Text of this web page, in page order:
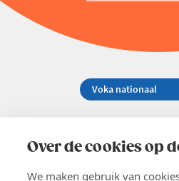
Over de cookies op
We maken gebruik van
02 229 81 11